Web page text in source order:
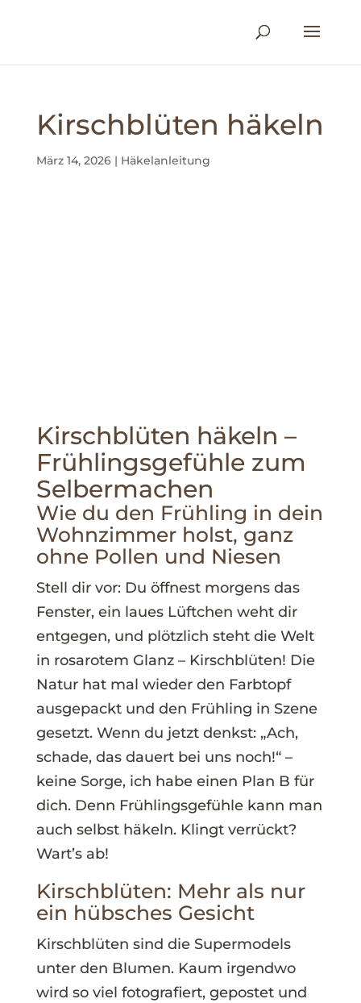
Kirschblüten häkeln
März 14, 2026| Häkelanleitung
Kirschblüten häkeln –
Frühlingsgefühle zum
Selbermachen
Wie du den Frühling in dein
Wohnzimmer holst, ganz
ohne Pollen und Niesen
Stell dir vor: Du öffnest morgens das
Fenster, ein laues Lüftchen weht dir
entgegen, und plötzlich steht die Welt
in rosarotem Glanz – Kirschblüten! Die
Natur hat mal wieder den Farbtopf
ausgepackt und den Frühling in Szene
gesetzt. Wenn du jetzt denkst: „Ach,
schade, das dauert bei uns noch!“ –
keine Sorge, ich habe einen Plan B für
dich. Denn Frühlingsgefühle kann man
auch selbst häkeln. Klingt verrückt?
Wart’s ab!
Kirschblüten: Mehr als nur
ein hübsches Gesicht
Kirschblüten sind die Supermodels
unter den Blumen. Kaum irgendwo
wird so viel fotografiert, gepostet und